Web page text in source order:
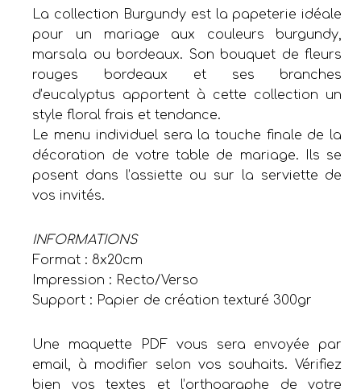
La collection Burgundy est la papeterie idéale
pour un mariage aux couleurs burgundy,
marsala ou bordeaux. Son bouquet de fleurs
rouges bordeaux et ses branches
d’eucalyptus apportent à cette collection un
style floral frais et tendance.
Le menu individuel sera la touche finale de la
décoration de votre table de mariage. Ils se
posent dans l’assiette ou sur la serviette de
vos invités.
INFORMATIONS
Format : 8x20cm
Impression : Recto/Verso
Support : Papier de création texturé 300gr
Une maquette PDF vous sera envoyée par
email, à modifier selon vos souhaits. Vérifiez
bien vos textes et l’orthographe de votre